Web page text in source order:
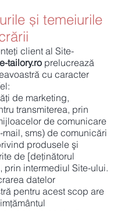
și temeiurile
client al Site-
tailory.ro prelucrează
cu caracter
de marketing,
transmiterea, prin
de comunicare
mail, sms) de comunicări
produsele şi
de [deținătorul
prin intermediul Site-ului.
datelor
pentru acest scop are